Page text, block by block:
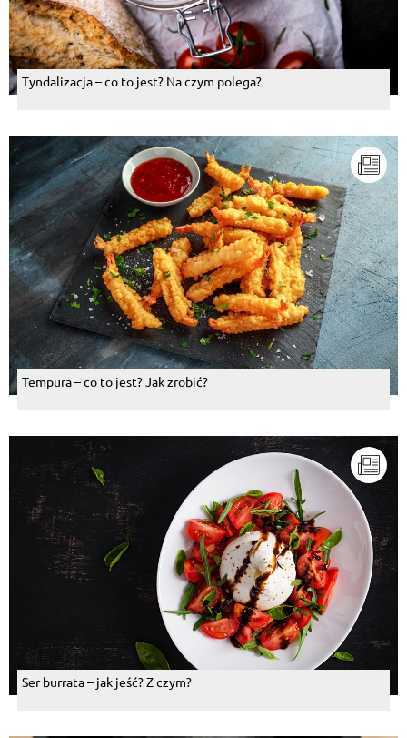
Tyndalizacja – co to jest? Na czym polega?
Tempura – co to jest? Jak zrobić?
Ser burrata – jak jeść? Z czym?